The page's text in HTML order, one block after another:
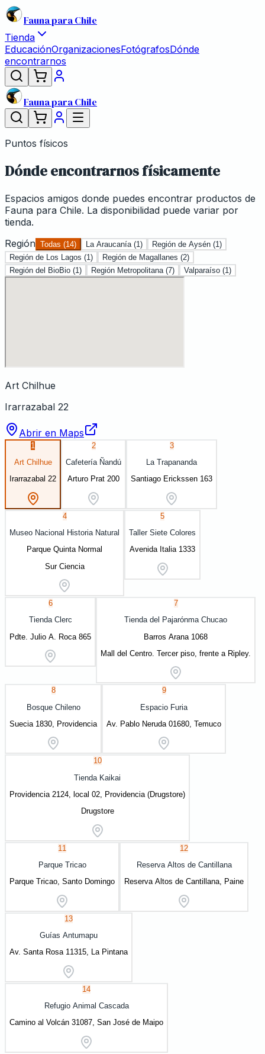
Fauna para Chile
Tienda
EducaciónOrganizacionesFotógrafosDónde
encontrarnos
Fauna para Chile
Puntos físicos
Dónde encontrarnos físicamente
Espacios amigos donde puedes encontrar productos de
Fauna para Chile. La disponibilidad puede variar por
tienda.
Región Todas (14) La Araucanía (1 ) Región de Aysén (1 )
Región de Los Lagos (1 ) Región de Magallanes (2)
Región del BioBio (1 ) Región Metropolitana (7) Valparaíso (1 )
Art Chilhue
Irarrazabal 22
Abrir en Maps
1
Art Chilhue
Irarrazabal 22
2
Cafetería Ñandú
Arturo Prat 200
3
La Trapananda
Santiago Erickssen 163
4
Museo Nacional Historia Natural
Parque Quinta Normal
Sur Ciencia
5
Taller Siete Colores
Avenida Italia 1333
6
Tienda Clerc
Pdte. Julio A. Roca 865
7
Tienda del Pajarónma Chucao
Barros Arana 1068
Mall del Centro. Tercer piso, frente a Ripley.
8
Bosque Chileno
Suecia 1830, Providencia
9
Espacio Furia
Av. Pablo Neruda 01680, Temuco
10
Tienda Kaikai
Providencia 2124, local 02, Providencia (Drugstore)
Drugstore
11
Parque Tricao
Parque Tricao, Santo Domingo
12
Reserva Altos de Cantillana
Reserva Altos de Cantillana, Paine
13
Guías Antumapu
Av. Santa Rosa 11315, La Pintana
14
Refugio Animal Cascada
Camino al Volcán 31087, San José de Maipo